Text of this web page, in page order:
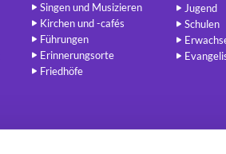
Singen und Musizieren
Kirchen und -cafés
Führungen
Erinnerungsorte
Friedhöfe
Jugend
Schulen